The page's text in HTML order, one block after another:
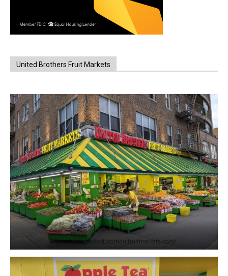
United Brothers Fruit Markets
https://www.unitedbrothersfruitmarkets.com/